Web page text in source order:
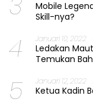
Mobile
Skill-nya?
4 Januari 10, 2022
Ledakan
Temukan
5 Januari 12, 2022
Ketua Kadin